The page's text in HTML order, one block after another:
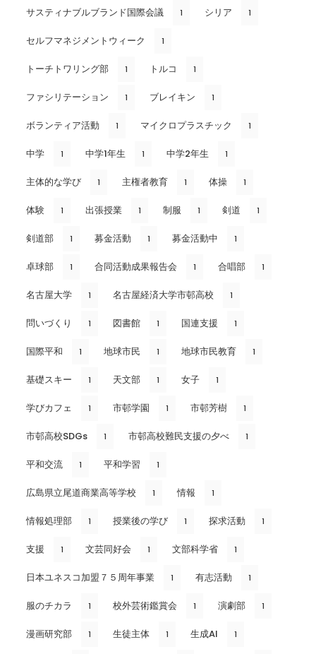
サスティナブルブランド国際会議 1 シリア 1
セルフマネジメントウィーク 1
トーチトワリング部 1 トルコ 1
ファシリテーション 1 ブレイキン 1
ボランティア活動 1 マイクロプラスチック 1
中学 1 中学1年生 1 中学2年生 1
主体的な学び 1 主権者教育 1 体操 1
体験 1 出張授業 1 制服 1 剣道 1
剣道部 1 募金活動 1 募金活動中 1
卓球部 1 合同活動成果報告会 1 合唱部 1
名古屋大学 1 名古屋経済大学市邨高校 1
問いづくり 1 図書館 1 国連支援 1
国際平和 1 地球市民 1 地球市民教育 1
基礎スキー 1 天文部 1 女子 1
学びカフェ 1 市邨学園 1 市邨芳樹 1
市邨高校SDGs 1 市邨高校難民支援の夕べ 1
平和交流 1 平和学習 1
広島県立尾道商業高等学校 1 情報 1
情報処理部 1 授業後の学び 1 探求活動 1
支援 1 文芸同好会 1 文部科学省 1
日本ユネスコ加盟７５周年事業 1 有志活動 1
服のチカラ 1 校外芸術鑑賞会 1 演劇部 1
漫画研究部 1 生徒主体 1 生成AI 1